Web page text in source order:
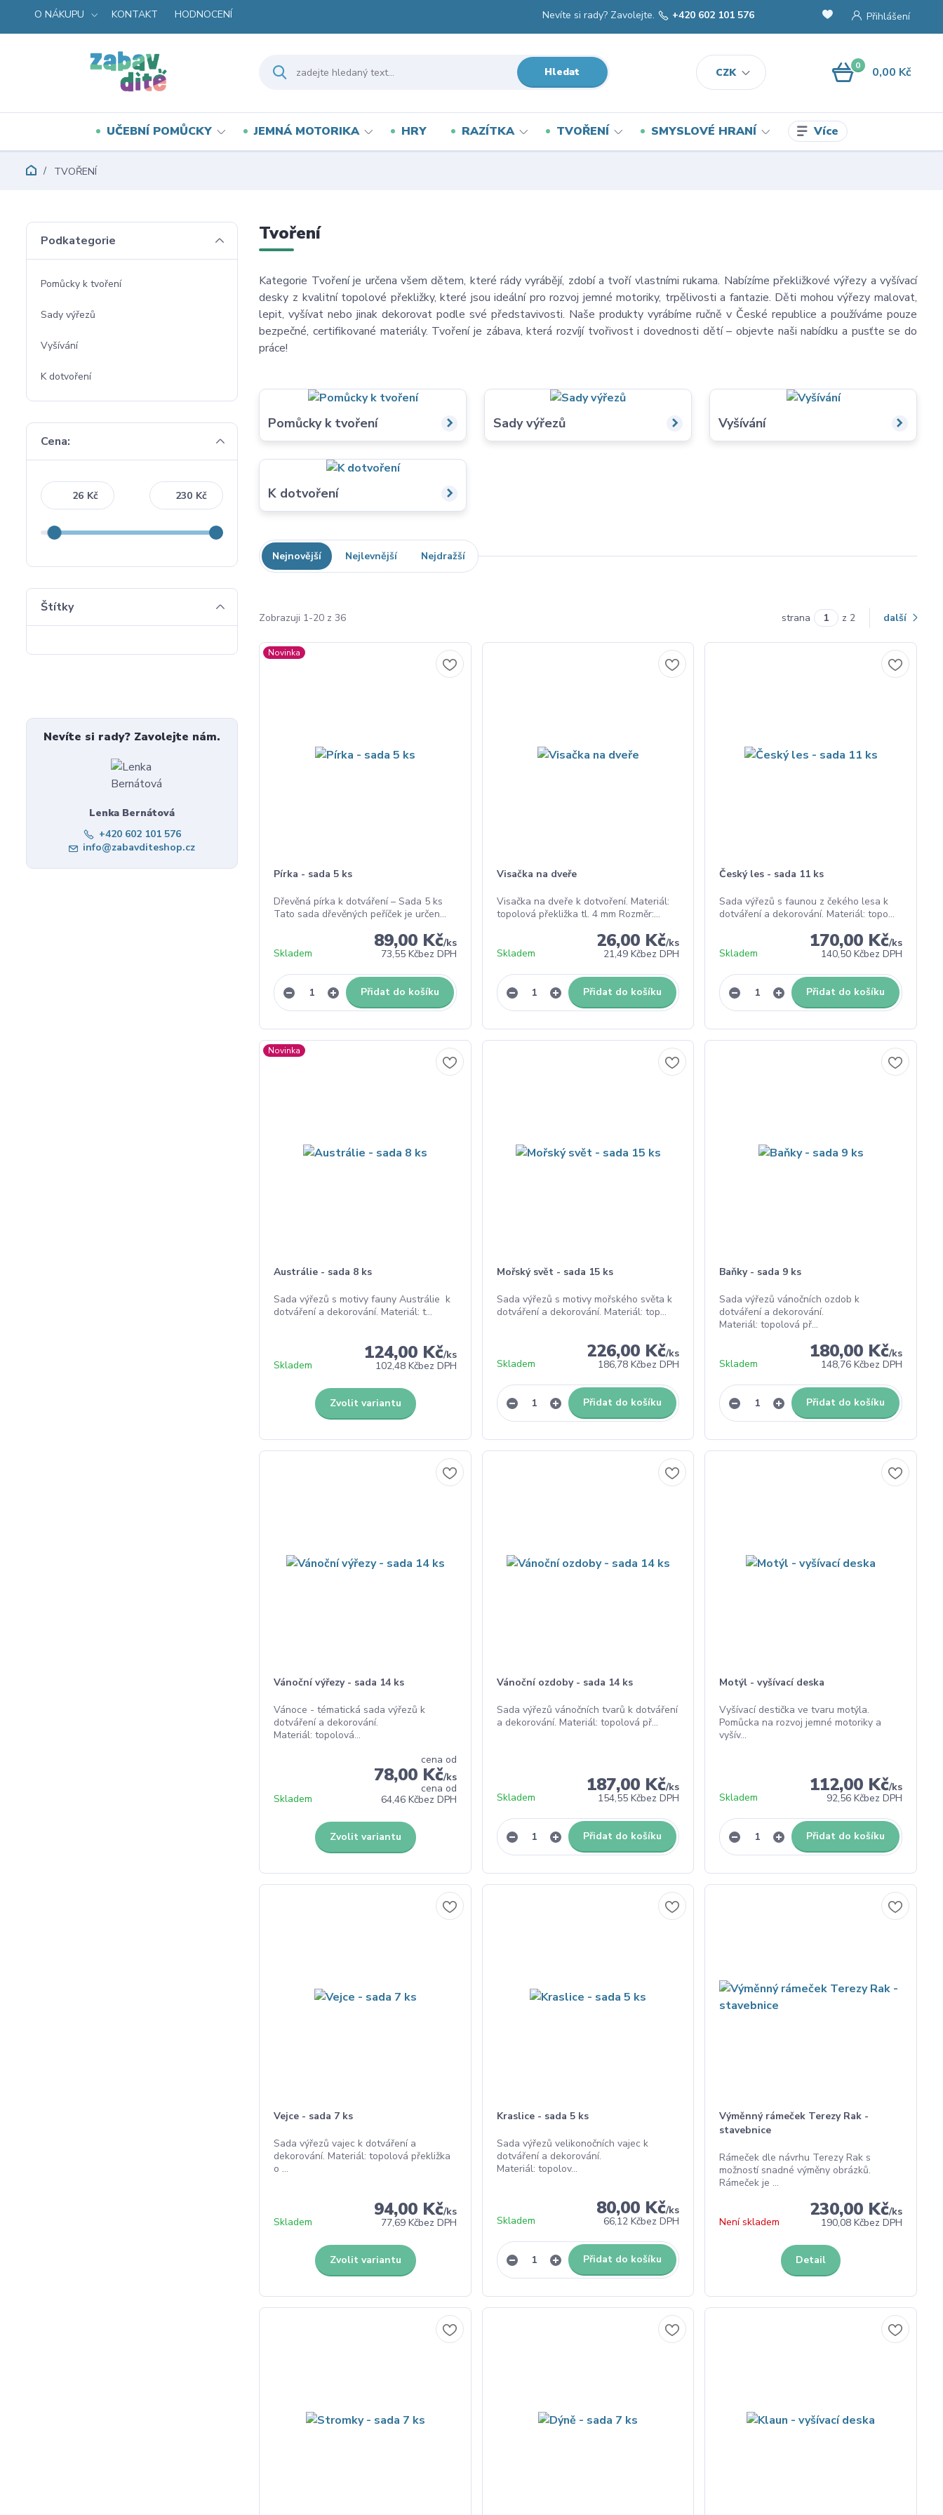
O NÁKUPU KONTAKT HODNOCENÍ
CZK
Přihlášení
Hledat
Nevíte si rady? Zavolejte. +420 602 101 576
0 0,00 Kč
UČEBNÍ POMŮCKY JEMNÁ MOTORIKA HRY RAZÍTKA TVOŘENÍ SMYSLOVÉ HRANÍ Více
TVOŘENÍ
Tvoření
Kategorie Tvoření je určena všem dětem, které rády vyrábějí, zdobí a tvoří vlastními rukama. Nabízíme překližkové výřezy a vyšívací
desky z kvalitní topolové překližky, které jsou ideální pro rozvoj jemné motoriky, trpělivosti a fantazie. Děti mohou výřezy malovat,
lepit, vyšívat nebo jinak dekorovat podle své představivosti. Naše produkty vyrábíme ručně v České republice a používáme pouze
bezpečné, certifikované materiály. Tvoření je zábava, která rozvíjí tvořivost i dovednosti dětí – objevte naši nabídku a pusťte se do
práce!
Pomůcky k tvoření Sady výřezů Vyšívání
K dotvoření
Nejnovější Nejlevnější Nejdražší
Zobrazuji 1-20 z 36 strana z 2 další
Novinka
Pírka - sada 5 ks
Dřevěná pírka k dotváření – Sada 5 ks
Tato sada dřevěných peříček je určen...
89,00 Kč/ks
73,55 Kčbez DPH
Skladem
Přidat do košíku
Visačka na dveře
Visačka na dveře k dotvoření. Materiál:
topolová překližka tl. 4 mm Rozměr:...
26,00 Kč/ks
21,49 Kčbez DPH
Skladem
Přidat do košíku
Český les - sada 11 ks
Sada výřezů s faunou z čekého lesa k
dotváření a dekorování. Materiál: topo...
170,00 Kč/ks
140,50 Kčbez DPH
Skladem
Přidat do košíku
Novinka
Austrálie - sada 8 ks
Sada výřezů s motivy fauny Austrálie k
dotváření a dekorování. Materiál: t...
124,00 Kč/ks
102,48 Kčbez DPH
Skladem
Zvolit variantu
Mořský svět - sada 15 ks
Sada výřezů s motivy mořského světa k
dotváření a dekorování. Materiál: top...
226,00 Kč/ks
186,78 Kčbez DPH
Skladem
Přidat do košíku
Baňky - sada 9 ks
Sada výřezů vánočních ozdob k
dotváření a dekorování.
Materiál: topolová př...
180,00 Kč/ks
148,76 Kčbez DPH
Skladem
Přidat do košíku
Vánoční výřezy - sada 14 ks
Vánoce - tématická sada výřezů k
dotváření a dekorování.
Materiál: topolová...
cena od
78,00 Kč/ks
cena od
64,46 Kčbez DPH
Skladem
Zvolit variantu
Vánoční ozdoby - sada 14 ks
Sada výřezů vánočních tvarů k dotváření
a dekorování. Materiál: topolová př...
187,00 Kč/ks
154,55 Kčbez DPH
Skladem
Přidat do košíku
Motýl - vyšívací deska
Vyšívací destička ve tvaru motýla.
Pomůcka na rozvoj jemné motoriky a
vyšív...
112,00 Kč/ks
92,56 Kčbez DPH
Skladem
Přidat do košíku
Vejce - sada 7 ks
Sada výřezů vajec k dotváření a
dekorování. Materiál: topolová překližka
o ...
94,00 Kč/ks
77,69 Kčbez DPH
Skladem
Zvolit variantu
Kraslice - sada 5 ks
Sada výřezů velikonočních vajec k
dotváření a dekorování.
Materiál: topolov...
80,00 Kč/ks
66,12 Kčbez DPH
Skladem
Přidat do košíku
Výměnný rámeček Terezy Rak -
stavebnice
Rámeček dle návrhu Terezy Rak s
možností snadné výměny obrázků.
Rámeček je ...
230,00 Kč/ks
190,08 Kčbez DPH
Není skladem
Detail
Podkategorie
Pomůcky k tvoření
Sady výřezů
Vyšívání
K dotvoření
Cena:
Kč Kč
Štítky
Nevíte si rady? Zavolejte nám.
Lenka Bernátová
+420 602 101 576
info@zabavditeshop.cz